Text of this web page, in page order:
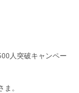
人突破キャンペー
。